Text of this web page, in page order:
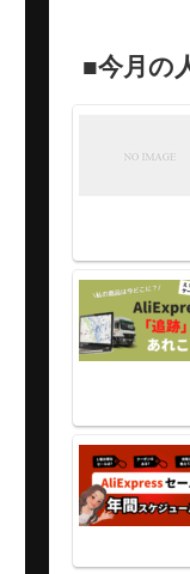
✕ ✕
✕ ✕ ✕
✕ ✕ ✕
✕ ✕ ✕
■今月の